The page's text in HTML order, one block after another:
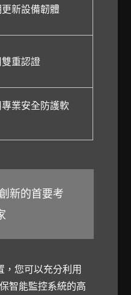
新設備韌體
重認證
業安全防護軟
新的首要考
，您可以充分利用
智能監控系統的高